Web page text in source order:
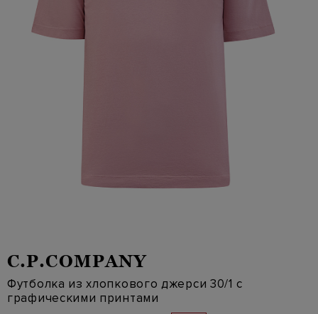
C.P.COMPANY
Футболка из хлопкового джерси 30/1 с
графическими принтами